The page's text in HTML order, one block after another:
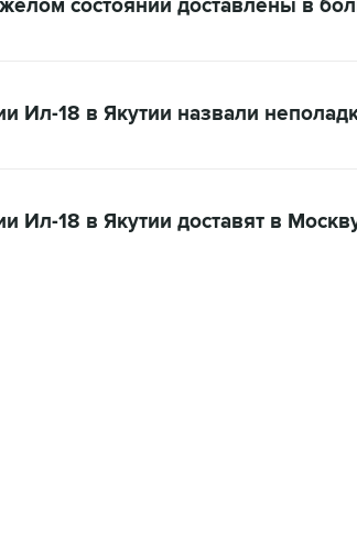
состоянии доставлены в
Ил-18 в Якутии назвали
Ил-18 в Якутии доставят в